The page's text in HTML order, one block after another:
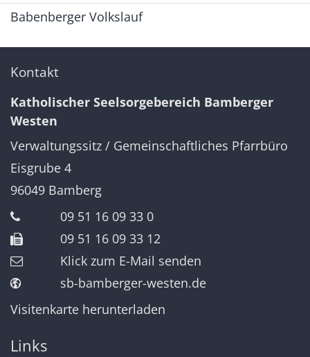
Babenberger Volkslauf
Kontakt
Katholischer Seelsorgebereich Bamberger
Westen
Verwaltungssitz / Gemeinschaftliches Pfarrbüro
Eisgrube 4
96049 Bamberg
09 51 16 09 33 0
09 51 16 09 33 12
Klick zum E-Mail senden
sb-bamberger-westen.de
Visitenkarte herunterladen
Links